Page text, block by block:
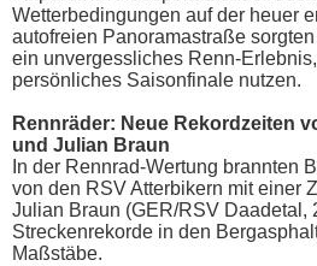
Wetterbedingungen auf der heuer
autofreien Panoramastraße
ein unvergessliches Renn-
persönliches Saisonfinale nutzen.
Rennräder: Neue Rekordzeiten
und Julian Braun
In der Rennrad-Wertung brannten
von den RSV Atterbikern mit einer
Julian Braun (GER/RSV Daadetal,
Streckenrekorde in den
Maßstäbe.